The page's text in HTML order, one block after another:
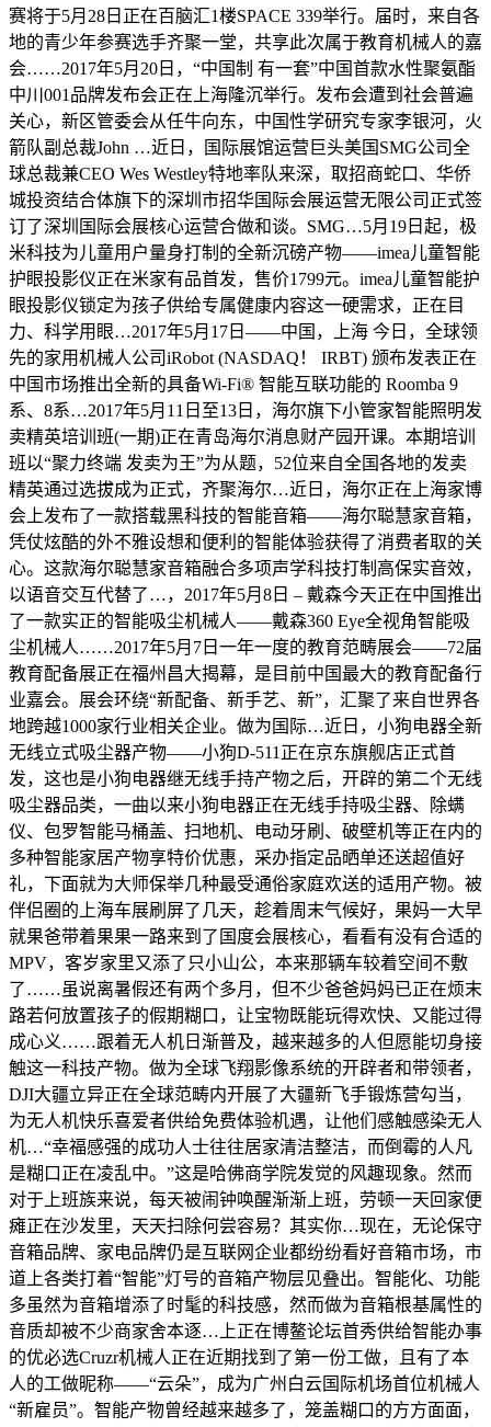
赛将于5月28日正在百脑汇1楼SPACE 339举行。届时，来自各
地的青少年参赛选手齐聚一堂，共享此次属于教育机械人的嘉
会……2017年5月20日，“中国制 有一套”中国首款水性聚氨酯
中川001品牌发布会正在上海隆沉举行。发布会遭到社会普遍
关心，新区管委会从任牛向东，中国性学研究专家李银河，火
箭队副总裁John …近日，国际展馆运营巨头美国SMG公司全
球总裁兼CEO Wes Westley特地率队来深，取招商蛇口、华侨
城投资结合体旗下的深圳市招华国际会展运营无限公司正式签
订了深圳国际会展核心运营合做和谈。SMG…5月19日起，极
米科技为儿童用户量身打制的全新沉磅产物——imea儿童智能
护眼投影仪正在米家有品首发，售价1799元。imea儿童智能护
眼投影仪锁定为孩子供给专属健康内容这一硬需求，正在目
力、科学用眼…2017年5月17日——中国，上海 今日，全球领
先的家用机械人公司iRobot (NASDAQ！ IRBT) 颁布发表正在
中国市场推出全新的具备Wi-Fi® 智能互联功能的 Roomba 9
系、8系…2017年5月11日至13日，海尔旗下小管家智能照明发
卖精英培训班(一期)正在青岛海尔消息财产园开课。本期培训
班以“聚力终端 发卖为王”为从题，52位来自全国各地的发卖
精英通过选拔成为正式，齐聚海尔…近日，海尔正在上海家博
会上发布了一款搭载黑科技的智能音箱——海尔聪慧家音箱，
凭仗炫酷的外不雅设想和便利的智能体验获得了消费者取的关
心。这款海尔聪慧家音箱融合多项声学科技打制高保实音效，
以语音交互代替了…，2017年5月8日 – 戴森今天正在中国推出
了一款实正的智能吸尘机械人——戴森360 Eye全视角智能吸
尘机械人……2017年5月7日一年一度的教育范畴展会——72届
教育配备展正在福州昌大揭幕，是目前中国最大的教育配备行
业嘉会。展会环绕“新配备、新手艺、新”，汇聚了来自世界各
地跨越1000家行业相关企业。做为国际…近日，小狗电器全新
无线立式吸尘器产物——小狗D-511正在京东旗舰店正式首
发，这也是小狗电器继无线手持产物之后，开辟的第二个无线
吸尘器品类，一曲以来小狗电器正在无线手持吸尘器、除螨
仪、包罗智能马桶盖、扫地机、电动牙刷、破壁机等正在内的
多种智能家居产物享特价优惠，采办指定品晒单还送超值好
礼，下面就为大师保举几种最受通俗家庭欢送的适用产物。被
伴侣圈的上海车展刷屏了几天，趁着周末气候好，果妈一大早
就果爸带着果果一路来到了国度会展核心，看看有没有合适的
MPV，客岁家里又添了只小山公，本来那辆车较着空间不敷
了……虽说离暑假还有两个多月，但不少爸爸妈妈已正在烦末
路若何放置孩子的假期糊口，让宝物既能玩得欢快、又能过得
成心义……跟着无人机日渐普及，越来越多的人但愿能切身接
触这一科技产物。做为全球飞翔影像系统的开辟者和带领者，
DJI大疆立异正在全球范畴内开展了大疆新飞手锻炼营勾当，
为无人机快乐喜爱者供给免费体验机遇，让他们感触感染无人
机…“幸福感强的成功人士往往居家清洁整洁，而倒霉的人凡
是糊口正在凌乱中。”这是哈佛商学院发觉的风趣现象。然而
对于上班族来说，每天被闹钟唤醒渐渐上班，劳顿一天回家便
瘫正在沙发里，天天扫除何尝容易？其实你…现在，无论保守
音箱品牌、家电品牌仍是互联网企业都纷纷看好音箱市场，市
道上各类打着“智能”灯号的音箱产物层见叠出。智能化、功能
多虽然为音箱增添了时髦的科技感，然而做为音箱根基属性的
音质却被不少商家舍本逐…上正在博鳌论坛首秀供给智能办事
的优必选Cruzr机械人正在近期找到了第一份工做，且有了本
人的工做昵称——“云朵”，成为广州白云国际机场首位机械人
“新雇员”。智能产物曾经越来越多了，笼盖糊口的方方面面，